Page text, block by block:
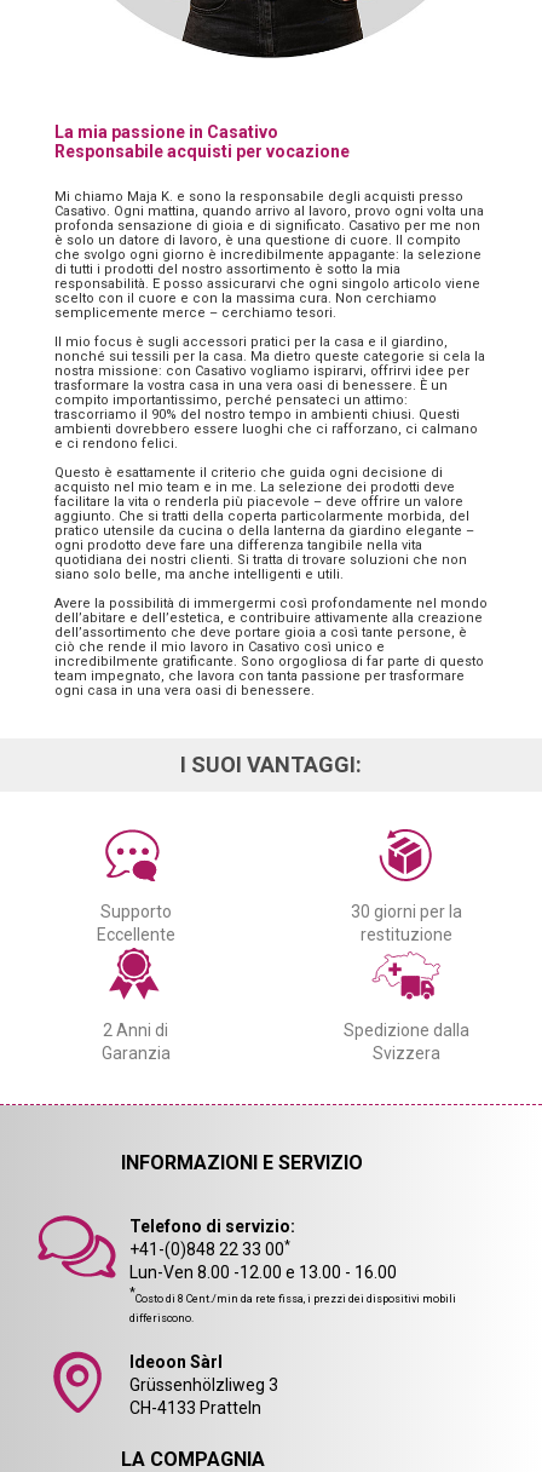
La mia passione in Casativo
Responsabile acquisti per vocazione
Mi chiamo Maja K. e sono la responsabile degli acquisti presso
Casativo. Ogni mattina, quando arrivo al lavoro, provo ogni volta una
profonda sensazione di gioia e di significato. Casativo per me non
è solo un datore di lavoro, è una questione di cuore. Il compito
che svolgo ogni giorno è incredibilmente appagante: la selezione
di tutti i prodotti del nostro assortimento è sotto la mia
responsabilità. E posso assicurarvi che ogni singolo articolo viene
scelto con il cuore e con la massima cura. Non cerchiamo
semplicemente merce – cerchiamo tesori.
Il mio focus è sugli accessori pratici per la casa e il giardino,
nonché sui tessili per la casa. Ma dietro queste categorie si cela la
nostra missione: con Casativo vogliamo ispirarvi, offrirvi idee per
trasformare la vostra casa in una vera oasi di benessere. È un
compito importantissimo, perché pensateci un attimo:
trascorriamo il 90% del nostro tempo in ambienti chiusi. Questi
ambienti dovrebbero essere luoghi che ci rafforzano, ci calmano
e ci rendono felici.
Questo è esattamente il criterio che guida ogni decisione di
acquisto nel mio team e in me. La selezione dei prodotti deve
facilitare la vita o renderla più piacevole – deve offrire un valore
aggiunto. Che si tratti della coperta particolarmente morbida, del
pratico utensile da cucina o della lanterna da giardino elegante –
ogni prodotto deve fare una differenza tangibile nella vita
quotidiana dei nostri clienti. Si tratta di trovare soluzioni che non
siano solo belle, ma anche intelligenti e utili.
Avere la possibilità di immergermi così profondamente nel mondo
dell’abitare e dell’estetica, e contribuire attivamente alla creazione
dell’assortimento che deve portare gioia a così tante persone, è
ciò che rende il mio lavoro in Casativo così unico e
incredibilmente gratificante. Sono orgogliosa di far parte di questo
team impegnato, che lavora con tanta passione per trasformare
ogni casa in una vera oasi di benessere.
I SUOI VANTAGGI:
Supporto
Eccellente
30 giorni per la
restituzione
2 Anni di
Garanzia
Spedizione dalla
Svizzera
INFORMAZIONI E SERVIZIO
Telefono di servizio:
+41-(0)848 22 33 00*
Lun-Ven 8.00 -12.00 e 13.00 - 16.00
*Costo di 8 Cent./min da rete fissa, i prezzi dei dispositivi mobili
differiscono.
Ideoon Sàrl
Grüssenhölzliweg 3
CH-4133 Pratteln
LA COMPAGNIA